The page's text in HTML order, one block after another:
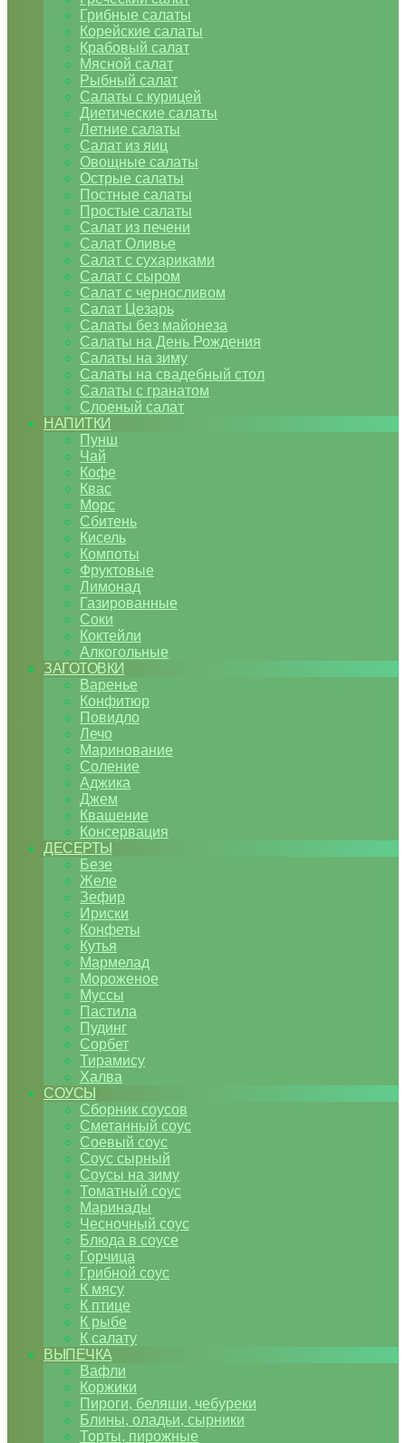
Грибные салаты
Корейские салаты
Крабовый салат
Мясной салат
Рыбный салат
Салаты с курицей
Диетические салаты
Летние салаты
Салат из яиц
Овощные салаты
Острые салаты
Постные салаты
Простые салаты
Салат из печени
Салат Оливье
Салат с сухариками
Салат с сыром
Салат с черносливом
Салат Цезарь
Салаты без майонеза
Салаты на День Рождения
Салаты на зиму
Салаты на свадебный стол
Салаты с гранатом
Слоеный салат
НАПИТКИ
Пунш
Чай
Кофе
Квас
Морс
Сбитень
Кисель
Компоты
Фруктовые
Лимонад
Газированные
Соки
Коктейли
Алкогольные
ЗАГОТОВКИ
Варенье
Конфитюр
Повидло
Лечо
Маринование
Соление
Аджика
Джем
Квашение
Консервация
ДЕСЕРТЫ
Безе
Желе
Зефир
Ириски
Конфеты
Кутья
Мармелад
Мороженое
Муссы
Пастила
Пудинг
Сорбет
Тирамису
Халва
СОУСЫ
Сборник соусов
Сметанный соус
Соевый соус
Соус сырный
Соусы на зиму
Томатный соус
Маринады
Чесночный соус
Блюда в соусе
Горчица
Грибной соус
К мясу
К птице
К рыбе
К салату
ВЫПЕЧКА
Вафли
Коржики
Пироги, беляши, чебуреки
Блины, оладьи, сырники
Торты, пирожные